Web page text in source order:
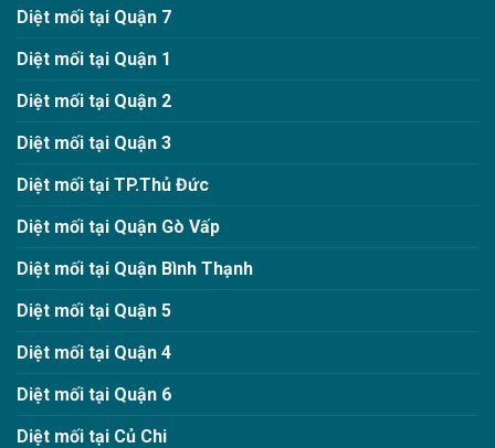
Diệt mối tại Quận 7
Diệt mối tại Quận 1
Diệt mối tại Quận 2
Diệt mối tại Quận 3
Diệt mối tại TP.Thủ Đức
Diệt mối tại Quận Gò Vấp
Diệt mối tại Quận Bình Thạnh
Diệt mối tại Quận 5
Diệt mối tại Quận 4
Diệt mối tại Quận 6
Diệt mối tại Củ Chi